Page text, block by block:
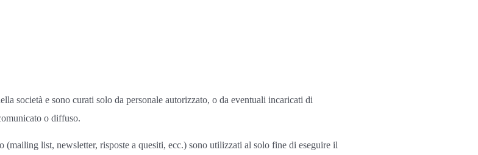
società e sono curati solo da personale autorizzato, o da eventuali incaricati di
o diffuso.
list, newsletter, risposte a quesiti, ecc.) sono utilizzati al solo fine di eseguire il